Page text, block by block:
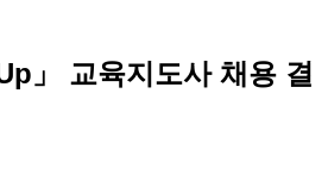
」 교육지도사 채용 결